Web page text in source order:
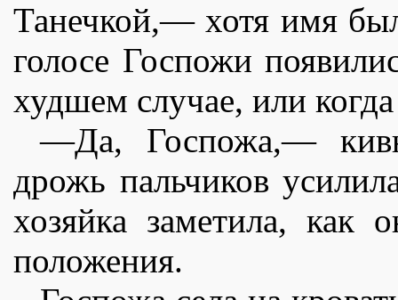
Танечкой,— хотя имя
голосе Госпожи
худшем случае, или
—Да, Госпожа,—
дрожь пальчиков
хозяйка заметила, как
положения.